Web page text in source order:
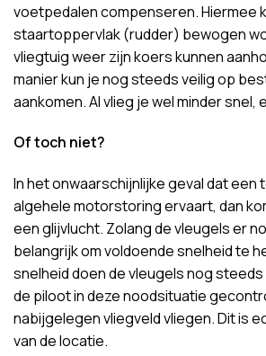
voetpedalen compenseren. Hiermee
staartoppervlak (rudder) bewogen
vliegtuig weer zijn koers kunnen
manier kun je nog steeds veilig op
aankomen. Al vlieg je wel minder snel,
Of toch niet?
In het onwaarschijnlijke geval dat een
algehele motorstoring ervaart, dan
een glijvlucht. Zolang de vleugels er
belangrijk om voldoende snelheid te
snelheid doen de vleugels nog steeds
de piloot in deze noodsituatie
nabijgelegen vliegveld vliegen. Dit is
van de locatie.